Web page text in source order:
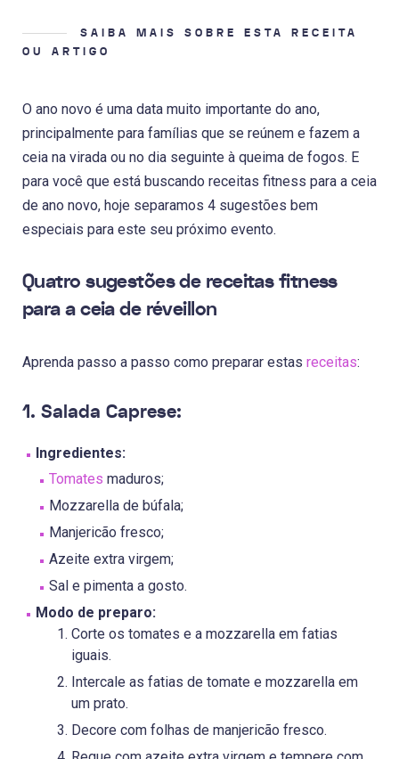
SAIBA MAIS SOBRE ESTA RECEITA
OU ARTIGO
O ano novo é uma data muito importante do ano,
principalmente para famílias que se reúnem e fazem a
ceia na virada ou no dia seguinte à queima de fogos. E
para você que está buscando receitas fitness para a ceia
de ano novo, hoje separamos 4 sugestões bem
especiais para este seu próximo evento.
Quatro sugestões de receitas fitness
para a ceia de réveillon
Aprenda passo a passo como preparar estas receitas:
1. Salada Caprese:
Ingredientes:
Tomates maduros;
Mozzarella de búfala;
Manjericão fresco;
Azeite extra virgem;
Sal e pimenta a gosto.
Modo de preparo:
Corte os tomates e a mozzarella em fatias
iguais.
Intercale as fatias de tomate e mozzarella em
um prato.
Decore com folhas de manjericão fresco.